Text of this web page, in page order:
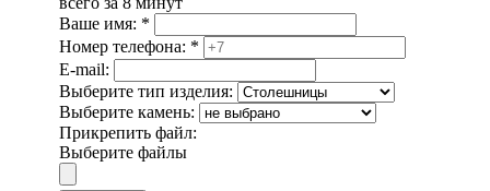
Ваше имя: *
Номер телефона: *
E-mail:
Выберите тип изделия:
Выберите камень:
Прикрепить файл:
Выберите файлы